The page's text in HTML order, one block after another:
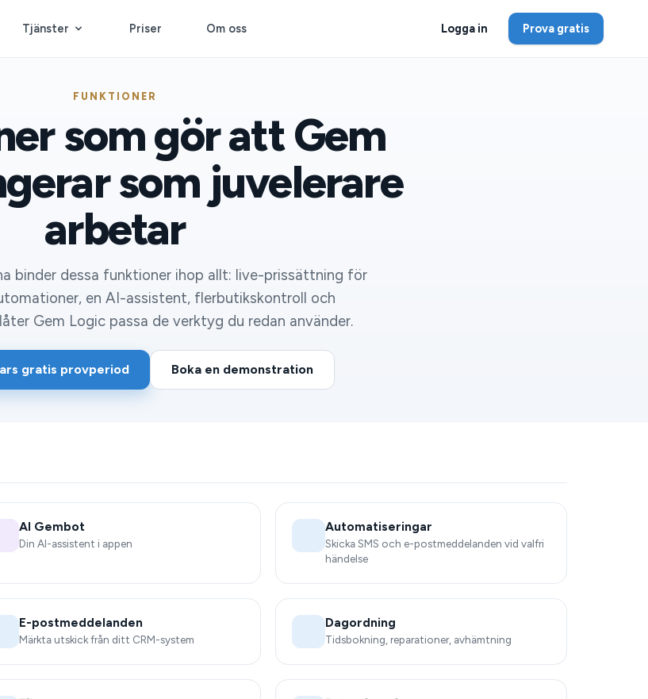
Tjänster Priser Om oss Logga in Prova gratis
FUNKTIONER
som gör att Gem
som juvelerare
arbetar
binder dessa funktioner ihop allt: live-prissättning för
en AI-assistent, flerbut​ikskontroll och
Gem Logic passa de verktyg du redan använder.
gratis provperiod Boka en demonstration
AI Gembot
Din AI-assistent i appen
Automatiseringar
Skicka SMS och e-postmeddelanden vid valfri
händelse
E-postmeddelanden
Märkta utskick från ditt CRM-system
Dagordning
Tidsbokning, reparationer, avhämtning